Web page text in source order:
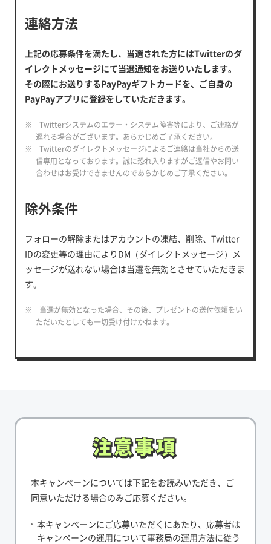
連絡方法
上記の応募条件を満たし、当選された方にはTwitterのダ
イレクトメッセージにて当選通知をお送りいたします。
その際にお送りするPayPayギフトカードを、ご自身の
PayPayアプリに登録をしていただきます。
※ Twitterシステムのエラー・システム障害等により、ご連絡が
遅れる場合がございます。あらかじめご了承ください。
※ Twitterのダイレクトメッセージによるご連絡は当社からの送
信専用となっております。誠に恐れ入りますがご返信やお問い
合わせはお受けできませんのであらかじめご了承ください。
除外条件
フォローの解除またはアカウントの凍結、削除、Twitter
IDの変更等の理由によりDM（ダイレクトメッセージ）メ
ッセージが送れない場合は当選を無効とさせていただきま
す。
※ 当選が無効となった場合、その後、プレゼントの送付依頼をい
ただいたとしても一切受け付けかねます。
注意事項
注意事項
本キャンペーンについては下記をお読みいただき、ご
同意いただける場合のみご応募ください。
本キャンペーンにご応募いただくにあたり、応募者は
キャンペーンの運用について事務局の運用方法に従う